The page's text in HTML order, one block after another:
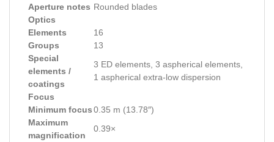
Aperture notes Rounded blades
Optics
Elements
16
Groups
13
Special
elements /
coatings
3 ED elements, 3 aspherical elements,
1 aspherical extra-low dispersion
Focus
Minimum focus0.35 m (13.78″)
Maximum
magnification
0.39×